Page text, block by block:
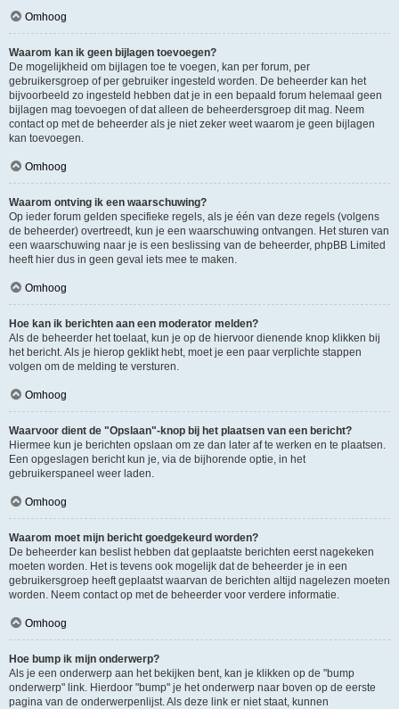
Omhoog
Waarom kan ik geen bijlagen toevoegen?
De mogelijkheid om bijlagen toe te voegen, kan per forum, per
gebruikersgroep of per gebruiker ingesteld worden. De beheerder kan het
bijvoorbeeld zo ingesteld hebben dat je in een bepaald forum helemaal geen
bijlagen mag toevoegen of dat alleen de beheerdersgroep dit mag. Neem
contact op met de beheerder als je niet zeker weet waarom je geen bijlagen
kan toevoegen.
Omhoog
Waarom ontving ik een waarschuwing?
Op ieder forum gelden specifieke regels, als je één van deze regels (volgens
de beheerder) overtreedt, kun je een waarschuwing ontvangen. Het sturen van
een waarschuwing naar je is een beslissing van de beheerder, phpBB Limited
heeft hier dus in geen geval iets mee te maken.
Omhoog
Hoe kan ik berichten aan een moderator melden?
Als de beheerder het toelaat, kun je op de hiervoor dienende knop klikken bij
het bericht. Als je hierop geklikt hebt, moet je een paar verplichte stappen
volgen om de melding te versturen.
Omhoog
Waarvoor dient de "Opslaan"-knop bij het plaatsen van een bericht?
Hiermee kun je berichten opslaan om ze dan later af te werken en te plaatsen.
Een opgeslagen bericht kun je, via de bijhorende optie, in het
gebruikerspaneel weer laden.
Omhoog
Waarom moet mijn bericht goedgekeurd worden?
De beheerder kan beslist hebben dat geplaatste berichten eerst nagekeken
moeten worden. Het is tevens ook mogelijk dat de beheerder je in een
gebruikersgroep heeft geplaatst waarvan de berichten altijd nagelezen moeten
worden. Neem contact op met de beheerder voor verdere informatie.
Omhoog
Hoe bump ik mijn onderwerp?
Als je een onderwerp aan het bekijken bent, kan je klikken op de "bump
onderwerp" link. Hierdoor "bump" je het onderwerp naar boven op de eerste
pagina van de onderwerpenlijst. Als deze link er niet staat, kunnen